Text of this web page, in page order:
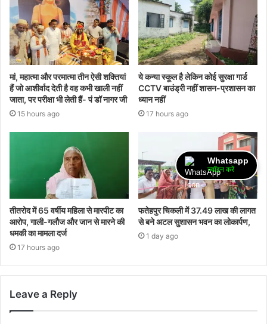
मां, महात्मा और परमात्मा तीन ऐसी शक्तियां
हैं जो आशीर्वाद देती है वह कभी खाली नहीं
जाता, पर परीक्षा भी लेती हैं- पं डॉ नागर जी
15 hours ago
ये कन्या स्कूल है लेकिन कोई सुरक्षा गार्ड
CCTV बाउंड्री नहीं शासन-प्रशासन का
ध्यान नहीं
17 hours ago
तीतरोद में 65 वर्षीय महिला से मारपीट का
आरोप, गाली-गलौज और जान से मारने की
धमकी का मामला दर्ज
17 hours ago
फतेहपुर चिकली में 37.49 लाख की लागत
से बने अटल सुशासन भवन का लोकार्पण,
1 day ago
Leave a Reply
Whatsapp
ज्वॉइन करें